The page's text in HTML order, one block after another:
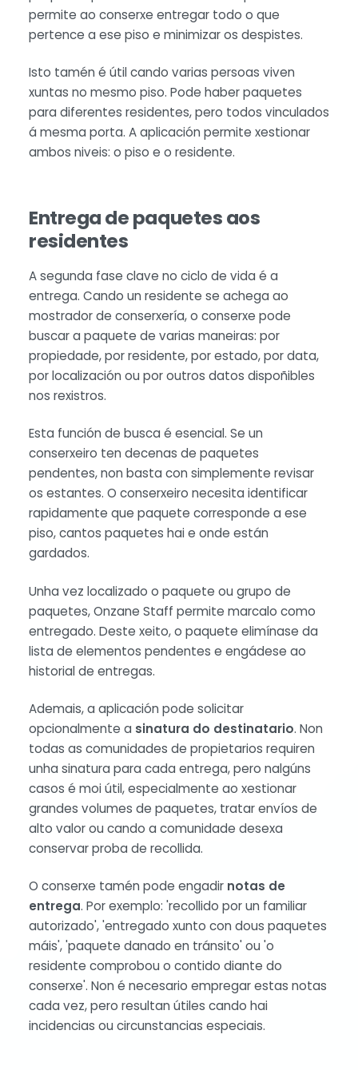
permite ao conserxe entregar todo o que
pertence a ese piso e minimizar os despistes.
Isto tamén é útil cando varias persoas viven
xuntas no mesmo piso. Pode haber paquetes
para diferentes residentes, pero todos vinculados
á mesma porta. A aplicación permite xestionar
ambos niveis: o piso e o residente.
Entrega de paquetes aos
residentes
A segunda fase clave no ciclo de vida é a
entrega. Cando un residente se achega ao
mostrador de conserxería, o conserxe pode
buscar a paquete de varias maneiras: por
propiedade, por residente, por estado, por data,
por localización ou por outros datos dispoñibles
nos rexistros.
Esta función de busca é esencial. Se un
conserxeiro ten decenas de paquetes
pendentes, non basta con simplemente revisar
os estantes. O conserxeiro necesita identificar
rapidamente que paquete corresponde a ese
piso, cantos paquetes hai e onde están
gardados.
Unha vez localizado o paquete ou grupo de
paquetes, Onzane Staff permite marcalo como
entregado. Deste xeito, o paquete elimínase da
lista de elementos pendentes e engádese ao
historial de entregas.
Ademais, a aplicación pode solicitar
opcionalmente a sinatura do destinatario. Non
todas as comunidades de propietarios requiren
unha sinatura para cada entrega, pero nalgúns
casos é moi útil, especialmente ao xestionar
grandes volumes de paquetes, tratar envíos de
alto valor ou cando a comunidade desexa
conservar proba de recollida.
O conserxe tamén pode engadir notas de
entrega. Por exemplo: 'recollido por un familiar
autorizado', 'entregado xunto con dous paquetes
máis', 'paquete danado en tránsito' ou 'o
residente comprobou o contido diante do
conserxe'. Non é necesario empregar estas notas
cada vez, pero resultan útiles cando hai
incidencias ou circunstancias especiais.